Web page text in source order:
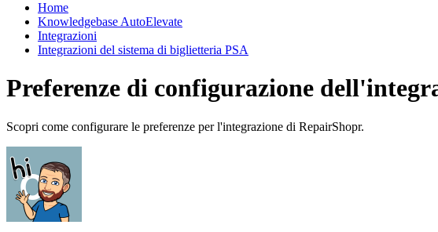
Home
Knowledgebase AutoElevate
Integrazioni
Integrazioni del sistema di biglietteria PSA
Preferenze di configurazione
Scopri come configurare le preferenze per l'integrazione di RepairShopr.